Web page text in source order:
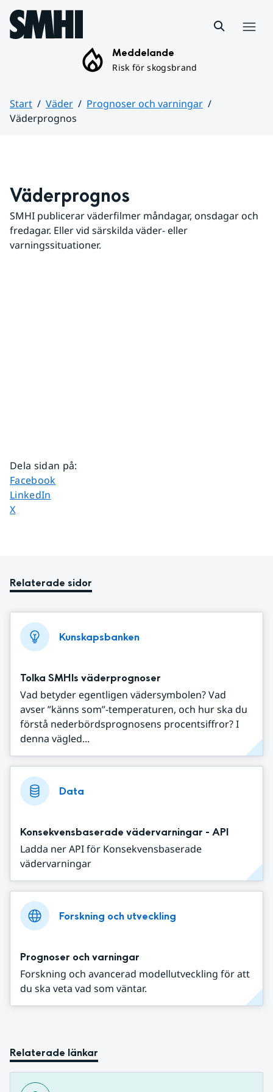
Hoppa till sidans innehåll
Meddelande
Risk för skogsbrand
Start Väder
Prognoser och varningar
Väderprognos
Väderprognos
SMHI publicerar väderfilmer måndagar, onsdagar och
fredagar. Eller vid särskilda väder- eller
varningssituationer.
Dela sidan på:
Dela sidan på
Facebook
Dela sidan på
LinkedIn
Dela sidan på
X
Relaterade sidor
Kunskapsbanken
Tolka SMHIs väderprognoser
Vad betyder egentligen vädersymbolen? Vad
avser ”känns som”-temperaturen, och hur ska du
förstå nederbördsprognosens procentsiffror? I
denna vägled...
Data
Konsekvensbaserade vädervarningar - API
Ladda ner API för Konsekvensbaserade
vädervarningar
Forskning och utveckling
Prognoser och varningar
Forskning och avancerad modellutveckling för att
du ska veta vad som väntar.
Relaterade länkar